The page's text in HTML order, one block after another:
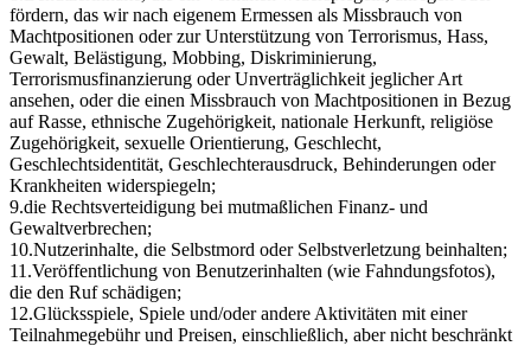
fördern, das wir nach eigenem Ermessen als Missbrauch von
Machtpositionen oder zur Unterstützung von Terrorismus, Hass,
Gewalt, Belästigung, Mobbing, Diskriminierung,
Terrorismusfinanzierung oder Unverträglichkeit jeglicher Art
ansehen, oder die einen Missbrauch von Machtpositionen in Bezug
auf Rasse, ethnische Zugehörigkeit, nationale Herkunft, religiöse
Zugehörigkeit, sexuelle Orientierung, Geschlecht,
Geschlechtsidentität, Geschlechterausdruck, Behinderungen oder
Krankheiten widerspiegeln;
9.die Rechtsverteidigung bei mutmaßlichen Finanz- und
Gewaltverbrechen;
10.Nutzerinhalte, die Selbstmord oder Selbstverletzung beinhalten;
11.Veröffentlichung von Benutzerinhalten (wie Fahndungsfotos),
die den Ruf schädigen;
12.Glücksspiele, Spiele und/oder andere Aktivitäten mit einer
Teilnahmegebühr und Preisen, einschließlich, aber nicht beschränkt